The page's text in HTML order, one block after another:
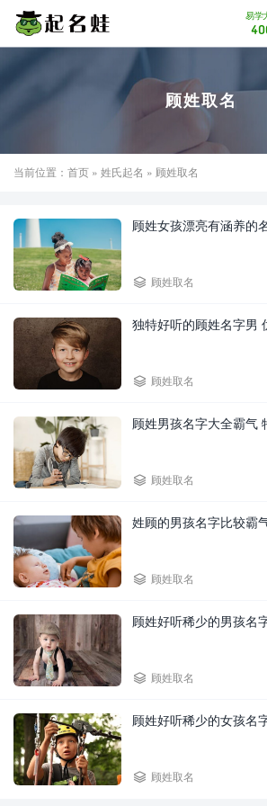
易学
顾姓取名
当前位置： 首页 » 姓氏起名 » 顾姓取名
顾姓女孩漂亮有涵养的
 顾姓取名
独特好听的顾姓名字男
 顾姓取名
顾姓男孩名字大全霸气
 顾姓取名
姓顾的男孩名字比较霸
 顾姓取名
顾姓好听稀少的男孩名
 顾姓取名
顾姓好听稀少的女孩名
 顾姓取名